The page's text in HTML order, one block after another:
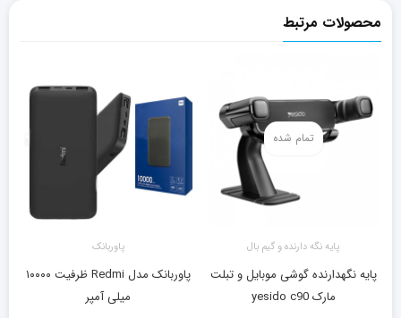
محصولات مرتبط
تمام شده
پایه نگه دارنده و گیم بال
پایه نگهدارنده گوشی موبایل و تبلت
مارک yesido c90
پاوربانک
پاوربانک مدل Redmi ظرفیت ۱۰۰۰۰
میلی آمپر